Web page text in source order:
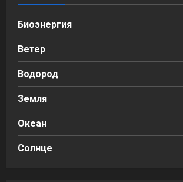
Биоэнергия
Ветер
Водород
Земля
Океан
Солнце